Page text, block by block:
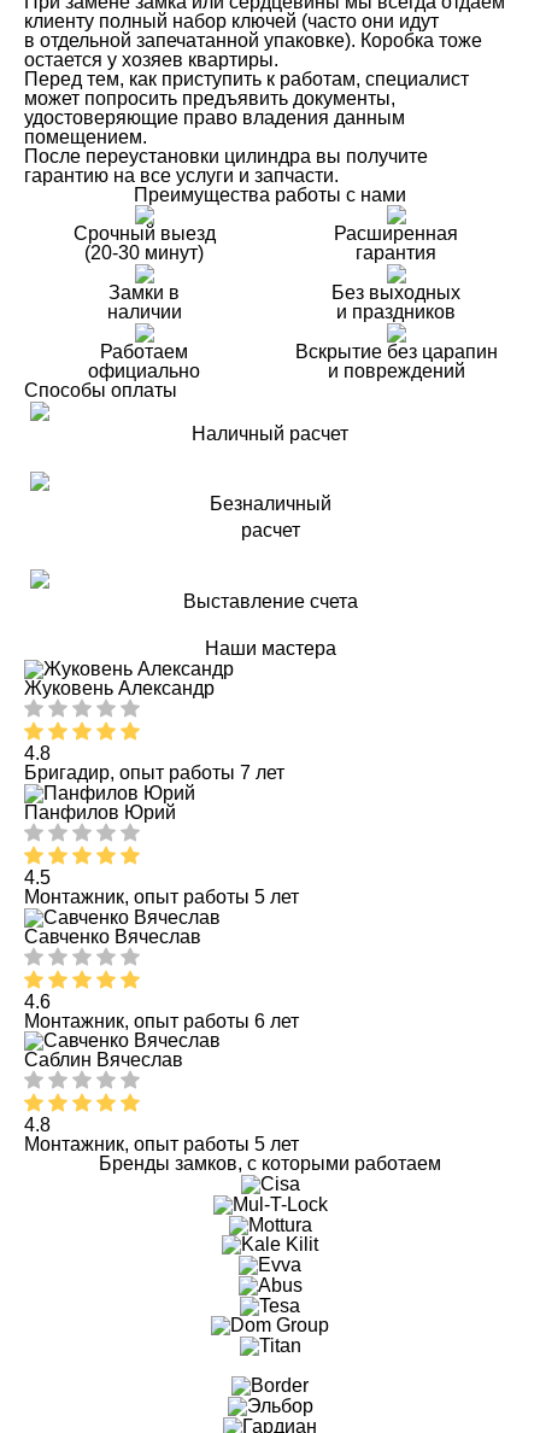
клиенту полный набор ключей (часто они идут
в отдельной запечатанной упаковке). Коробка тоже
остается у хозяев квартиры.
Перед тем, как приступить к работам, специалист
может попросить предъявить документы,
удостоверяющие право владения данным
помещением.
После переустановки цилиндра вы получите
гарантию на все услуги и запчасти.
Преимущества работы с нами
Срочный выезд
(20-30 минут)
Расширенная
гарантия
Замки в
наличии
Без выходных
и праздников
Работаем
официально
Вскрытие без царапин
и повреждений
Способы оплаты
Наличный расчет
Безналичный
расчет
Выставление счета
Наши мастера
Жуковень Александр
4.8
Бригадир, опыт работы 7 лет
Панфилов Юрий
4.5
Монтажник, опыт работы 5 лет
Савченко Вячеслав
4.6
Монтажник, опыт работы 6 лет
Саблин Вячеслав
4.8
Монтажник, опыт работы 5 лет
Бренды замков, с которыми работаем